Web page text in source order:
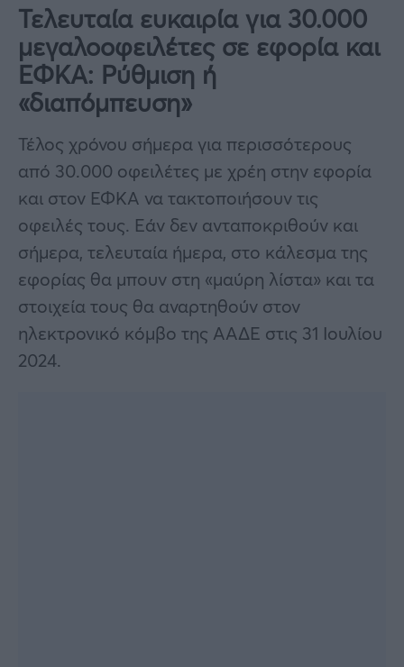
Τελευταία ευκαιρία για 30.000
μεγαλοοφειλέτες σε εφορία και
ΕΦΚΑ: Ρύθμιση ή
«διαπόμπευση»
Τέλος χρόνου σήμερα για περισσότερους
από 30.000 οφειλέτες με χρέη στην εφορία
και στον ΕΦΚΑ να τακτοποιήσουν τις
οφειλές τους. Εάν δεν ανταποκριθούν και
σήμερα, τελευταία ήμερα, στο κάλεσμα της
εφορίας θα μπουν στη «μαύρη λίστα» και τα
στοιχεία τους θα αναρτηθούν στον
ηλεκτρονικό κόμβο της ΑΑΔΕ στις 31 Ιουλίου
2024.